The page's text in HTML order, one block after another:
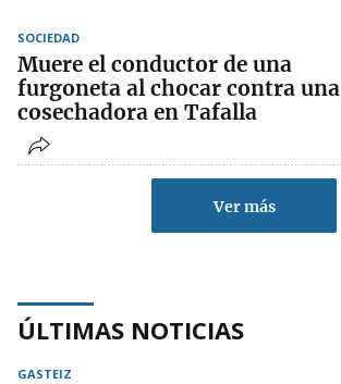
SOCIEDAD
Muere el conductor de una
furgoneta al chocar contra una
cosechadora en Tafalla
Ver más
ÚLTIMAS NOTICIAS
GASTEIZ